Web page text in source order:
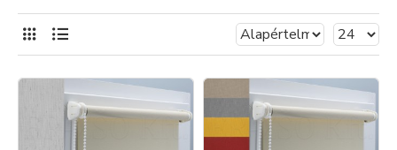
meg rolettáját egyedi méretre.
Amennyiben további információra van szüksége, kérjük
menüpont alatt talál.